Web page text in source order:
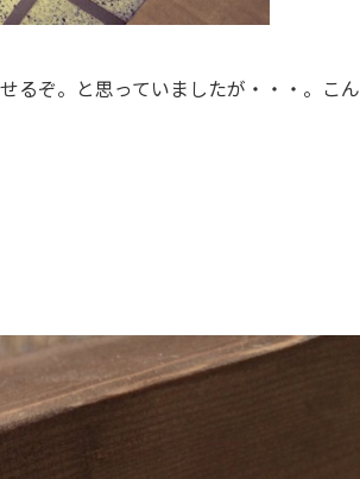
るぞ。と思っていましたが・・・。こん